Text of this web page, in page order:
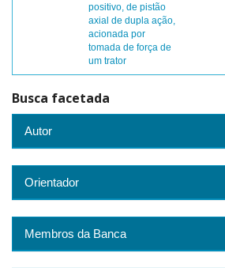
positivo, de pistão
axial de dupla ação,
acionada por
tomada de força de
um trator
Busca facetada
Autor
Orientador
Membros da Banca